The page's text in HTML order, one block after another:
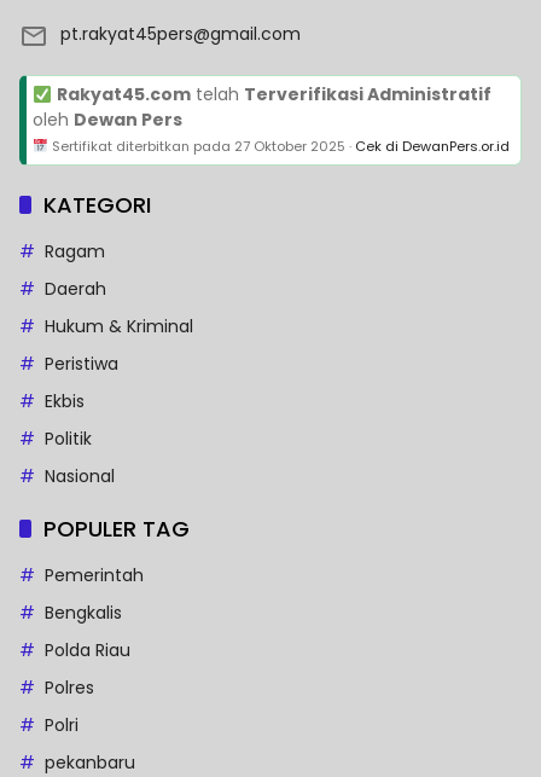
pt.rakyat45pers@gmail.com
Rakyat45.comtelah Terverifikasi Administratif
oleh Dewan Pers
Sertifikat diterbitkan pada 27 Oktober 2025 · Cek di DewanPers.or.id
KATEGORI
Ragam
Daerah
Hukum & Kriminal
Peristiwa
Ekbis
Politik
Nasional
POPULER TAG
Pemerintah
Bengkalis
Polda Riau
Polres
Polri
pekanbaru